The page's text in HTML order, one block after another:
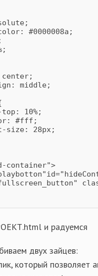
#0000008a;
middle;
10%;
container">
и радуемся
двух зайцев:
который позволяет